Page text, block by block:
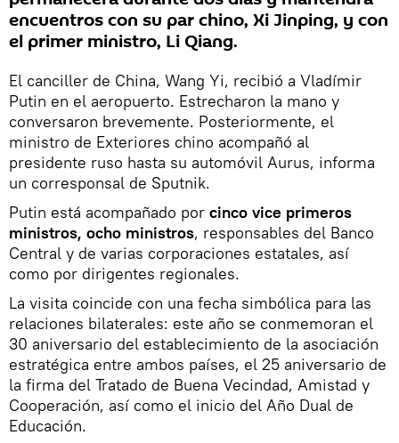
encuentros con su par chino, Xi Jinping, y con
el primer ministro, Li Qiang.
El canciller de China, Wang Yi, recibió a Vladímir
Putin en el aeropuerto. Estrecharon la mano y
conversaron brevemente. Posteriormente, el
ministro de Exteriores chino acompañó al
presidente ruso hasta su automóvil Aurus, informa
un corresponsal de Sputnik.
Putin está acompañado por cinco vice primeros
ministros, ocho ministros, responsables del Banco
Central y de varias corporaciones estatales, así
como por dirigentes regionales.
La visita coincide con una fecha simbólica para las
relaciones bilaterales: este año se conmemoran el
30 aniversario del establecimiento de la asociación
estratégica entre ambos países, el 25 aniversario de
la firma del Tratado de Buena Vecindad, Amistad y
Cooperación, así como el inicio del Año Dual de
Educación.